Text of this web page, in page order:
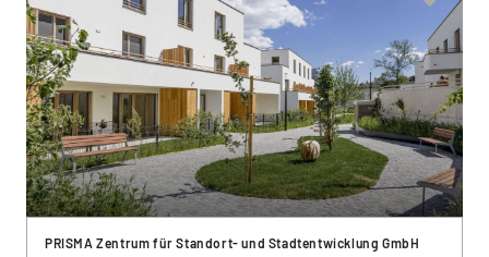
PRISMA Zentrum für Standort- und Stadtentwicklung GmbH